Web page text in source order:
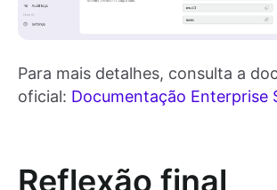
Para mais detalhes, consulta a
oficial: Documentação Enterprise
Reflexão final